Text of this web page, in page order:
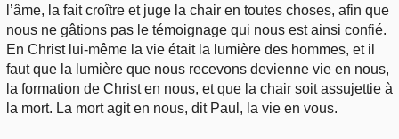
l’âme, la fait croître et juge la chair en toutes choses, afin que
nous ne gâtions pas le témoignage qui nous est ainsi confié.
En Christ lui-même la vie était la lumière des hommes, et il
faut que la lumière que nous recevons devienne vie en nous,
la formation de Christ en nous, et que la chair soit assujettie à
la mort. La mort agit en nous, dit Paul, la vie en vous.